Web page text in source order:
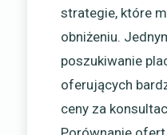
strategie, które
obniżeniu.
poszukiwanie
oferujących
ceny za